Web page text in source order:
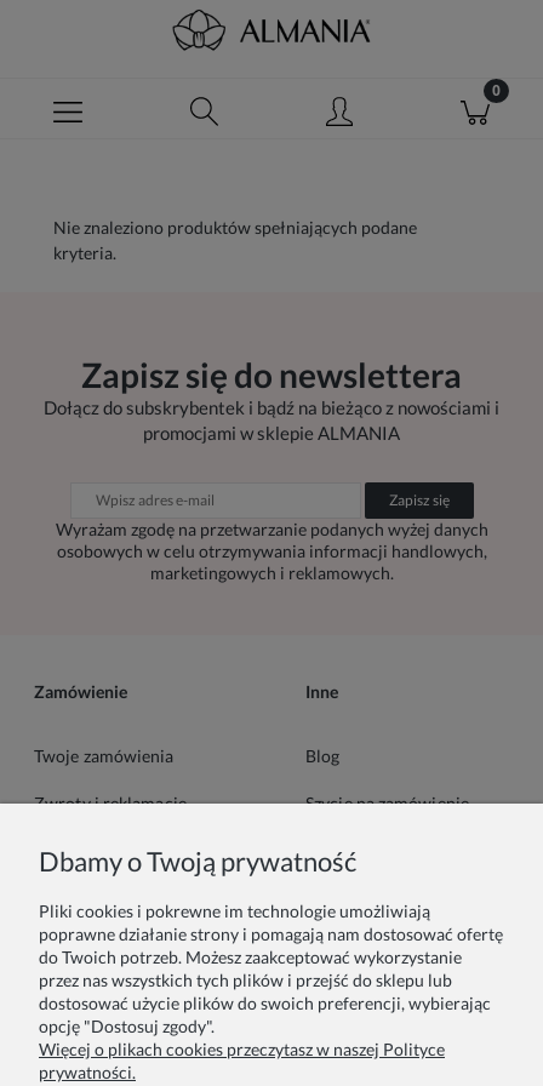
Nie znaleziono produktów spełniających podane
kryteria.
Zapisz się do newslettera
Dołącz do subskrybentek i bądź na bieżąco z nowościami i
promocjami w sklepie ALMANIA
Zapisz się
Wyrażam zgodę na przetwarzanie podanych wyżej danych
osobowych w celu otrzymywania informacji handlowych,
marketingowych i reklamowych.
Zamówienie
Twoje zamówienia
Zwroty i reklamacje
Formy płatności
Inne
Blog
Szycie na zamówienie
Pakowanie na prezent
Informacje
O nas
Współprace
Kontakt
Dbamy o Twoją prywatność
Pliki cookies i pokrewne im technologie umożliwiają
poprawne działanie strony i pomagają nam dostosować ofertę
do Twoich potrzeb. Możesz zaakceptować wykorzystanie
przez nas wszystkich tych plików i przejść do sklepu lub
dostosować użycie plików do swoich preferencji, wybierając
opcję "Dostosuj zgody".
Więcej o plikach cookies przeczytasz w naszej Polityce
prywatności.